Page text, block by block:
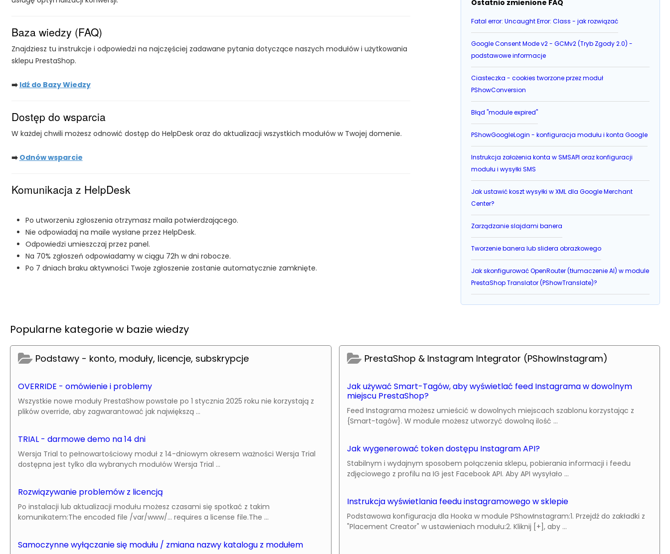
Ostatnio zmienione FAQ
Fatal error: Uncaught Error: Class - jak rozwiązać
Google Consent Mode v2 - GCMv2 (Tryb Zgody 2.0) -
podstawowe informacje
Ciasteczka - cookies tworzone przez moduł
PShowConversion
Błąd "module expired"
PShowGoogleLogin - konfiguracja modułu i konta Google
Instrukcja założenia konta w SMSAPI oraz konfiguracji
modułu i wysyłki SMS
Jak ustawić koszt wysyłki w XML dla Google Merchant
Center?
Zarządzanie slajdami banera
Tworzenie banera lub slidera obrazkowego
Jak skonfigurować OpenRouter (tłumaczenie AI) w module
PrestaShop Translator (PShowTranslate)?
Baza wiedzy (FAQ)
Znajdziesz tu instrukcje i odpowiedzi na najczęściej zadawane pytania dotyczące naszych modułów i użytkowania
sklepu PrestaShop.
➡️ Idź do Bazy Wiedzy
Dostęp do wsparcia
W każdej chwili możesz odnowić dostęp do HelpDesk oraz do aktualizacji wszystkich modułów w Twojej domenie.
➡️ Odnów wsparcie
Komunikacja z HelpDesk
Po utworzeniu zgłoszenia otrzymasz maila potwierdzającego.
Nie odpowiadaj na maile wysłane przez HelpDesk.
Odpowiedzi umieszczaj przez panel.
Na 70% zgłoszeń odpowiadamy w ciągu 72h w dni robocze.
Po 7 dniach braku aktywności Twoje zgłoszenie zostanie automatycznie zamknięte.
Popularne kategorie w bazie wiedzy
Podstawy - konto, moduły, licencje, subskrypcje
OVERRIDE - omówienie i problemy
Wszystkie nowe moduły PrestaShow powstałe po 1 stycznia 2025 roku nie korzystają z
plików override, aby zagwarantować jak największą ...
TRIAL - darmowe demo na 14 dni
Wersja Trial to pełnowartościowy moduł z 14-dniowym okresem ważności Wersja Trial
dostępna jest tylko dla wybranych modułów Wersja Trial ...
Rozwiązywanie problemów z licencją
Po instalacji lub aktualizacji modułu możesz czasami się spotkać z takim
komunikatem:The encoded file /var/www/... requires a license file.The ...
Samoczynne wyłączanie się modułu / zmiana nazwy katalogu z modułem
PrestaShop & Instagram Integrator (PShowInstagram)
Jak używać Smart-Tagów, aby wyświetlać feed Instagrama w dowolnym
miejscu PrestaShop?
Feed Instagrama możesz umieścić w dowolnych miejscach szablonu korzystając z
{Smart-tagów}. W module możesz utworzyć dowolną ilość ...
Jak wygenerować token dostępu Instagram API?
Stabilnym i wydajnym sposobem połączenia sklepu, pobierania informacji i feedu
zdjęciowego z profilu na IG jest Facebook API. Aby API wysyłało ...
Instrukcja wyświetlania feedu instagramowego w sklepie
Podstawowa konfiguracja dla Hooka w module PShowInstagram:1. Przejdź do zakładki z
"Placement Creator" w ustawieniach modułu:2. Kliknij [+], aby ...